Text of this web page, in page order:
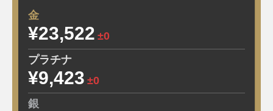
金
¥23,522 ±0
プラチナ
¥9,423 ±0
銀